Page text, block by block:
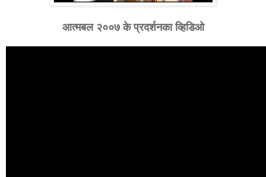
आत्मबल २००७ के प्रदर्शनका व्हिडिओ